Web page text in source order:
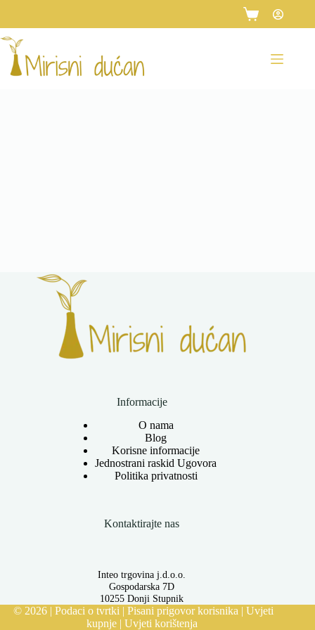
Informacije
O nama
Blog
Korisne informacije
Jednostrani raskid Ugovora
Politika privatnosti
Kontaktirajte nas
Inteo trgovina j.d.o.o.
Gospodarska 7D
10255 Donji Stupnik
© 2026 | Podaci o tvrtki | Pisani prigovor korisnika | Uvjeti
kupnje| Uvjeti korištenja